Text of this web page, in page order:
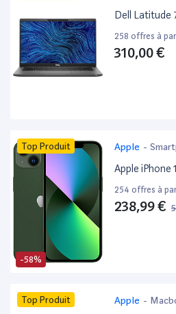
Dell Latitude
258 offres à
310,00 €
-58%
Top Produit Apple -
Apple iPhone
254 offres à
238,99 €
Top Produit Apple -